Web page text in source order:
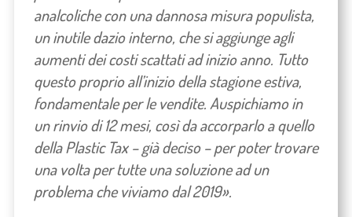
analcoliche con una dannosa misura populista,
un inutile dazio interno, che si aggiunge agli
aumenti dei costi scattati ad inizio anno. Tutto
questo proprio all’inizio della stagione estiva,
fondamentale per le vendite. Auspichiamo in
un rinvio di 12 mesi, così da accorparlo a quello
della Plastic Tax – già deciso – per poter trovare
una volta per tutte una soluzione ad un
problema che viviamo dal 2019».